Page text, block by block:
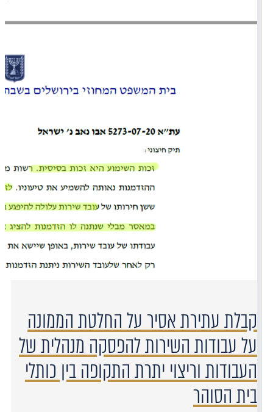
קבלת עתירת אסיר על החלטת הממונה
על עבודות השירות להפסקה מנהלית של
העבודות וריצוי יתרת התקופה בין כותלי
בית הסוהר